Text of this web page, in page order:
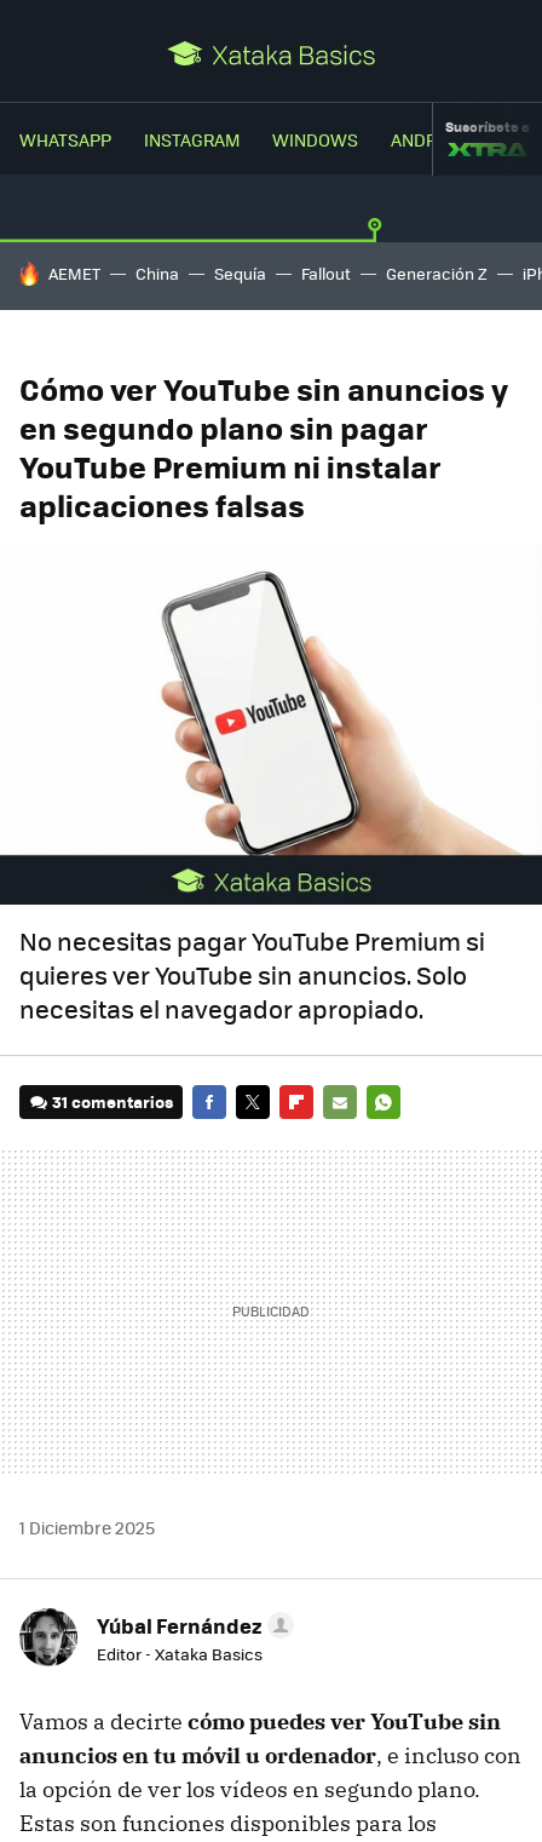
WHATSAPP INSTAGRAM WINDOWS ANDROIDSuscríbete a
HOY SE HABLA DE
AEMET China Sequía Fallout Generación Z
Cómo ver YouTube sin anuncios y
en segundo plano sin pagar
YouTube Premium ni instalar
aplicaciones falsas
No necesitas pagar YouTube Premium si
quieres ver YouTube sin anuncios. Solo
necesitas el navegador apropiado.
31 comentarios
MAIL
1 Diciembre 2025
Yúbal Fernández
Editor - Xataka Basics
Vamos a decirte cómo puedes ver YouTube sin
anuncios en tu móvil u ordenador, e incluso con
la opción de ver los vídeos en segundo plano.
Estas son funciones disponibles para los